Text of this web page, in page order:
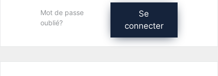
Mot de passe
oublié?
Se
connecter